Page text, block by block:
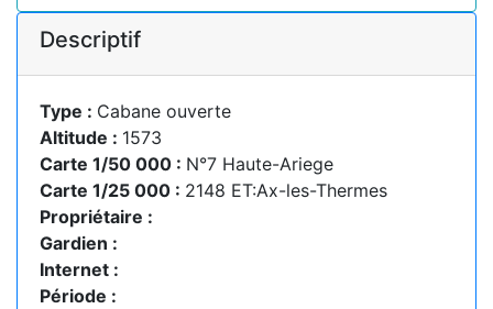
Descriptif
Type : Cabane ouverte
Altitude : 1573
Carte 1/50 000 : N°7 Haute-Ariege
Carte 1/25 000 : 2148 ET:Ax-les-Thermes
Propriétaire :
Gardien :
Internet :
Période :